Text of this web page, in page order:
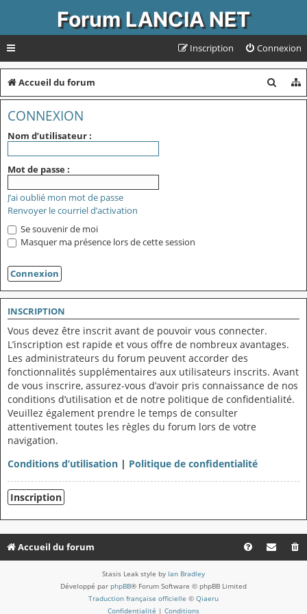
Forum LANCIA NET
Connexion
Inscription
Accueil du forum
e
CONNEXION
Nom d’utilisateur :
Mot de passe :
J’ai oublié mon mot de passe
Renvoyer le courriel d’activation
Se souvenir de moi
Masquer ma présence lors de cette session
INSCRIPTION
Vous devez être inscrit avant de pouvoir vous connecter.
L’inscription est rapide et vous offre de nombreux avantages.
Les administrateurs du forum peuvent accorder des
fonctionnalités supplémentaires aux utilisateurs inscrits. Avant
de vous inscrire, assurez-vous d’avoir pris connaissance de nos
conditions d’utilisation et de notre politique de confidentialité.
Veuillez également prendre le temps de consulter
attentivement toutes les règles du forum lors de votre
navigation.
Conditions d’utilisation | Politique de confidentialité
Inscription
Accueil du forum
Stasis Leak style by Ian Bradley
Développé par phpBB® Forum Software © phpBB Limited
Traduction française officielle © Qiaeru
Confidentialité | Conditions